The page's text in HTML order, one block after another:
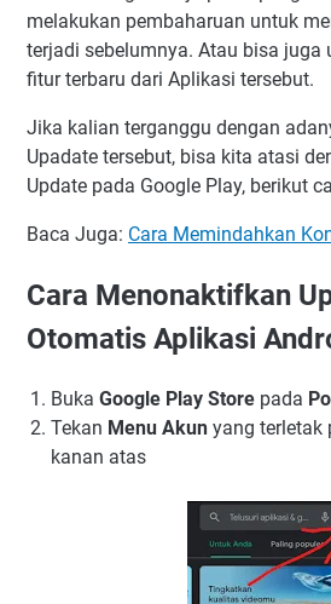
melakukan pembaharuan untuk
terjadi sebelumnya. Atau bisa juga
fitur terbaru dari Aplikasi tersebut.
Jika kalian terganggu dengan
Upadate tersebut, bisa kita atasi
Update pada Google Play, berikut
Baca Juga: Cara Memindahkan
Cara Menonaktifkan
Otomatis Aplikasi
Buka Google Play Store pada
Tekan Menu Akun yang terletak
kanan atas